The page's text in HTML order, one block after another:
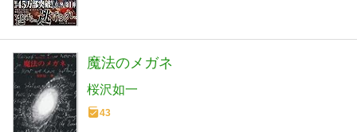
魔法のメガネ
桜沢如一
43